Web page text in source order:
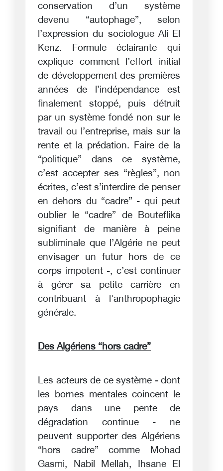
conservation d’un système
devenu “autophage”, selon
l’expression du sociologue Ali El
Kenz. Formule éclairante qui
explique comment l’effort initial
de développement des premières
années de l’indépendance est
finalement stoppé, puis détruit
par un système fondé non sur le
travail ou l’entreprise, mais sur la
rente et la prédation. Faire de la
“politique” dans ce système,
c’est accepter ses “règles”, non
écrites, c’est s’interdire de penser
en dehors du “cadre” - qui peut
oublier le “cadre” de Bouteflika
signifiant de manière à peine
subliminale que l’Algérie ne peut
envisager un futur hors de ce
corps impotent -, c’est continuer
à gérer sa petite carrière en
contribuant à l'anthropophagie
générale.
Des Algériens “hors cadre”
Les acteurs de ce système - dont
les bornes mentales coincent le
pays dans une pente de
dégradation continue - ne
peuvent supporter des Algériens
“hors cadre” comme Mohad
Gasmi, Nabil Mellah, Ihsane El